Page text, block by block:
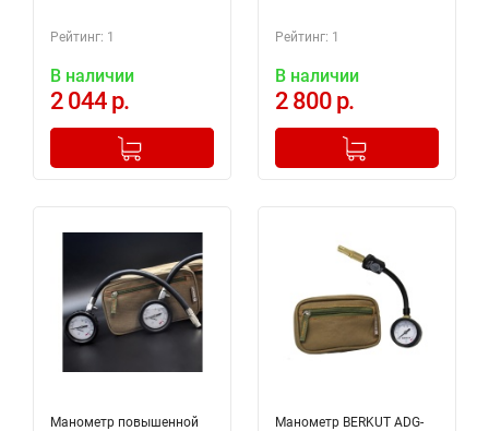
Рейтинг: 1
В наличии
2 044 р.
+
Добавлено в корзину
Рейтинг: 1
В наличии
2 800 р.
+
Добавлено в корзину
Манометр повышенной Манометр BERKUT ADG-